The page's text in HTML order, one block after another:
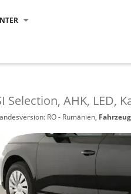
Selection, AHK, LED,
RO - Rumänien,